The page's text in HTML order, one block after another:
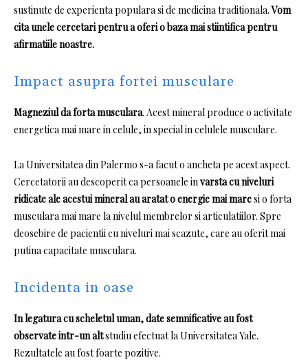
sustinute de experienta populara si de medicina traditionala.Vom
cita unele cercetari pentru a oferi o baza mai stiintifica pentru
afirmatiile noastre.
Impact asupra fortei musculare
Magneziul da forta musculara. Acest mineral produce o activitate
energetica mai mare in celule, in special in celulele musculare.
La Universitatea din Palermo s-a facut o ancheta pe acest aspect.
Cercetatorii au descoperit ca persoanele invarstacu niveluri
ridicate ale acestui mineral au aratat o energie mai maresi o forta
musculara mai mare la nivelul membrelor si articulatiilor. Spre
deosebire de pacientii cu niveluri mai scazute, care au oferit mai
putina capacitate musculara.
Incidenta in oase
In legatura cu scheletul uman, date semnificative au fost
observate intr-un altstudiu efectuat la Universitatea Yale.
Rezultatele au fost foarte pozitive.